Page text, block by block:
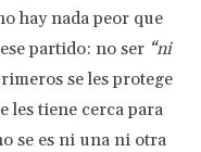
hay nada peor que
partido: no ser “ni
se les protege
les tiene cerca para
se es ni una ni otra